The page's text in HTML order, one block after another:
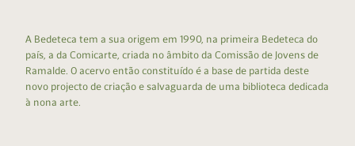
A Bedeteca tem a sua origem em 1990, na primeira Bedeteca do
país, a da Comicarte, criada no âmbito da Comissão de Jovens de
Ramalde. O acervo então constituído é a base de partida deste
novo projecto de criação e salvaguarda de uma biblioteca dedicada
à nona arte.